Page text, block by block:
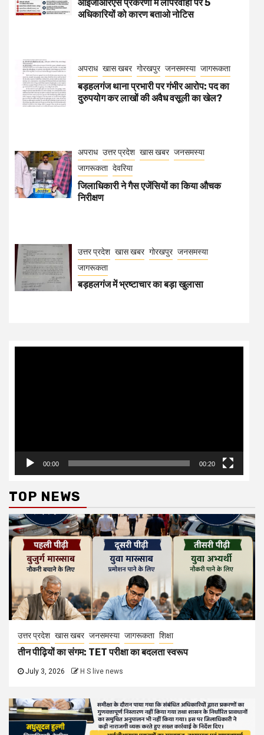
आईजीआरएस प्रकरणों में लापरवाही पर 5
अधिकारियों को कारण बताओ नोटिस
अपराध खास खबर गोरखपुर जनसमस्या जागरूकता
बड़हलगंज थाना प्रभारी पर गंभीर आरोप: पद का
दुरुपयोग कर लाखों की अवैध वसूली का खेल?
अपराध उत्तर प्रदेश खास खबर जनसमस्या
जागरूकता देवरिया
जिलाधिकारी ने गैस एजेंसियों का किया औचक
निरीक्षण
उत्तर प्रदेश खास खबर गोरखपुर जनसमस्या
जागरूकता
बड़हलगंज में भ्रष्टाचार का बड़ा खुलासा
00:00 00:20
TOP NEWS
उत्तर प्रदेश खास खबर जनसमस्या जागरूकता शिक्षा
तीन पीढ़ियों का संगम: TET परीक्षा का बदलता स्वरूप
July 3, 2026 H S live news